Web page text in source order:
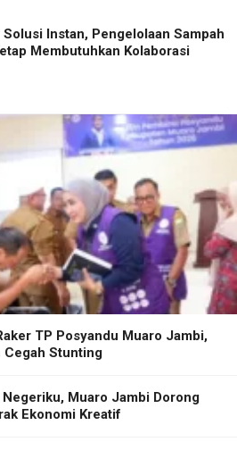
Solusi Instan, Pengelolaan Sampah
Membutuhkan Kolaborasi
TP Posyandu Muaro Jambi,
Cegah Stunting
Muaro Jambi Dorong
Ekonomi Kreatif